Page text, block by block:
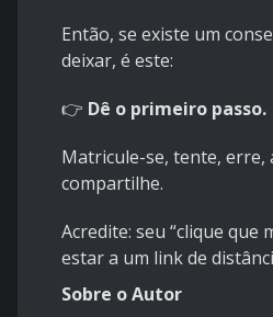
Então, se existe um
deixar, é este:
👉 Dê o primeiro passo.
Matricule-se, tente, erre,
compartilhe.
Acredite: seu “clique que
estar a um link de
Sobre o Autor